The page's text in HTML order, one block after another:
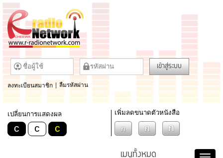
เข้าสู่ระบบ
ลงทะเบียนสมาชิก ลืมรหัสผ่าน
เปลี่ยนการแสดงผล
c c c
เพิ่มลดขนาดตัวหนังสือ
เมนูทั้งหมด